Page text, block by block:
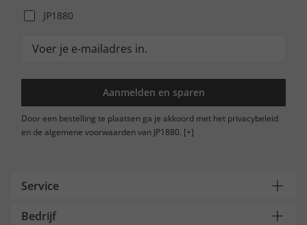
JP1880
Aanmelden en sparen
Door een bestelling te plaatsen ga je akkoord met het privacybeleid
en de algemene voorwaarden van JP1880. [+]
Service
Bedrijf